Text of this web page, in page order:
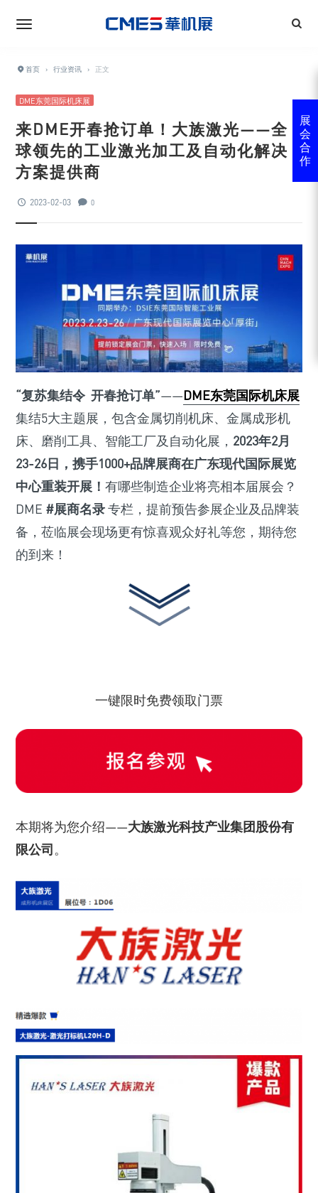
首页 › 行业资讯 › 正文
DME东莞国际机床展
来DME开春抢订单！大族激光——全
球领先的工业激光加工及自动化解决
方案提供商
2023-02-03 0
“复苏集结令 开春抢订单”——DME东莞国际机床展
集结5大主题展，包含金属切削机床、金属成形机
床、磨削工具、智能工厂及自动化展， 2023年2月
23-26日，携手1000+品牌展商在广东现代国际展览
中心重装开展！ 有哪些制造企业将亮相本届展会？
DME #展商名录专栏，提前预告参展企业及品牌装
备，莅临展会现场更有惊喜观众好礼等您，期待您
的到来！
一键限时免费领取门票
本期将为您介绍——大族激光科技产业集团股份有
限公司。
展
会
合
作